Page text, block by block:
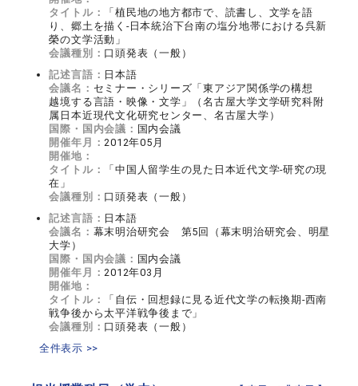
タイトル：
「植民地の地方都市で、読書し、文学を語
り、郷土を描く‐日本統治下台南の塩分地帯における呉新
榮の文学活動」
会議種別： 口頭発表（一般）
記述言語： 日本語
会議名： セミナー・シリーズ「東アジア関係学の構想
越境する言語・映像・文学」（名古屋大学文学研究科附
属日本近現代文化研究センター、名古屋大学）
国際・国内会議： 国内会議
開催年月：2012年05月
開催地：
タイトル：
「中国人留学生の見た日本近代文学‐研究の現
在」
会議種別： 口頭発表（一般）
記述言語： 日本語
会議名： 幕末明治研究会 第5回（幕末明治研究会、明星
大学）
国際・国内会議： 国内会議
開催年月：2012年03月
開催地：
タイトル：
「自伝・回想録に見る近代文学の転換期‐西南
戦争後から太平洋戦争後まで」
会議種別： 口頭発表（一般）
全件表示 >>